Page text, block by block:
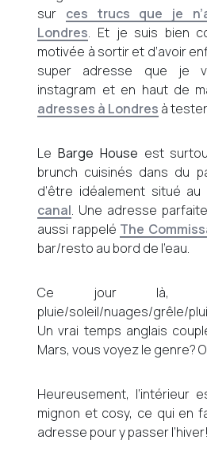
sur ces trucs que je
Londres. Et je suis bien
motivée à sortir et d’avoir
super adresse que je
instagram et en haut de
adresses à Londres à
Le Barge House est
brunch cuisinés dans du
d’être idéalement situé
canal. Une adresse parfaite
aussi rappelé The
bar/resto au bord de l’eau.
Ce jour là,
pluie/soleil/nuages/grêle/
Un vrai temps anglais
Mars, vous voyez le genre?
Heureusement, l’intérieur
mignon et cosy, ce qui en
adresse pour y passer l’hiver!